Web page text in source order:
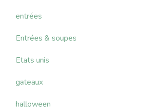
entrées
Entrées & soupes
Etats unis
gateaux
halloween